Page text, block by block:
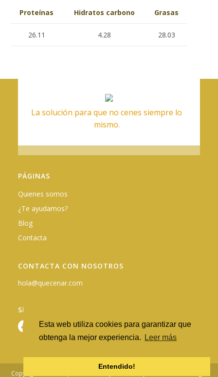
Esta web utiliza cookies para garantizar que
obtenga la mejor experiencia.
Leer más
Entendido!
Proteínas Hidratos carbono Grasas
26.11 4.28 28.03
La solución para que no cenes siempre lo
mismo.
PÁGINAS
Quienes somos
¿Te ayudamos?
Blog
Contacta
CONTACTA CON NOSOTROS
hola@quecenar.com
SÍGUENOS EN REDES
Copyright © 2026 - QuéCenar.com |